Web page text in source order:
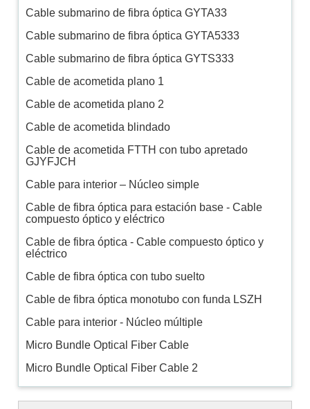
Cable submarino de fibra óptica GYTA33
Cable submarino de fibra óptica GYTA5333
Cable submarino de fibra óptica GYTS333
Cable de acometida plano 1
Cable de acometida plano 2
Cable de acometida blindado
Cable de acometida FTTH con tubo apretado
GJYFJCH
Cable para interior – Núcleo simple
Cable de fibra óptica para estación base - Cable
compuesto óptico y eléctrico
Cable de fibra óptica - Cable compuesto óptico y
eléctrico
Cable de fibra óptica con tubo suelto
Cable de fibra óptica monotubo con funda LSZH
Cable para interior - Núcleo múltiple
Micro Bundle Optical Fiber Cable
Micro Bundle Optical Fiber Cable 2